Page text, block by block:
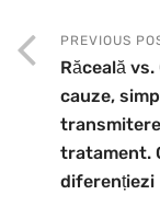
PREVIOUS
Răceală vs.
cauze,
tratament.
diferențiezi